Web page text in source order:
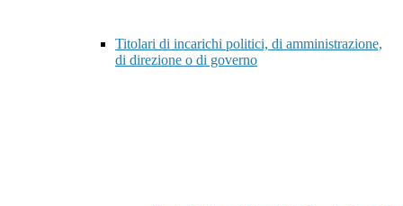
Titolari di incarichi politici, di amministrazione,
di direzione o di governo